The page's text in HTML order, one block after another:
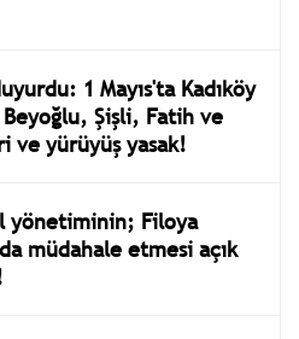
1 Mayıs'ta Kadıköy
Beyoğlu, Şişli, Fatih ve
ve yürüyüş yasak!
yönetiminin; Filoya
müdahale etmesi açık